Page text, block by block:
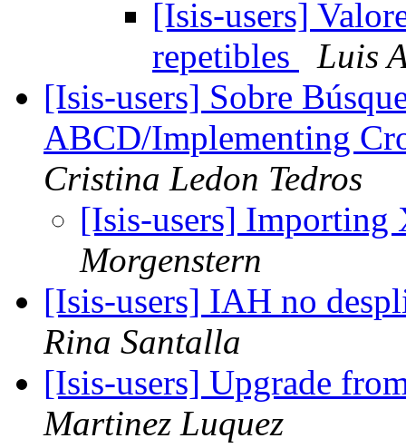
[Isis-users]
repetibles
Luis
[Isis-users] Sobre
ABCD/Implementing
Cristina Ledon Tedros
[Isis-users]
Morgenstern
[Isis-users] IAH no
Rina Santalla
[Isis-users] Upgrade
Martinez Luquez